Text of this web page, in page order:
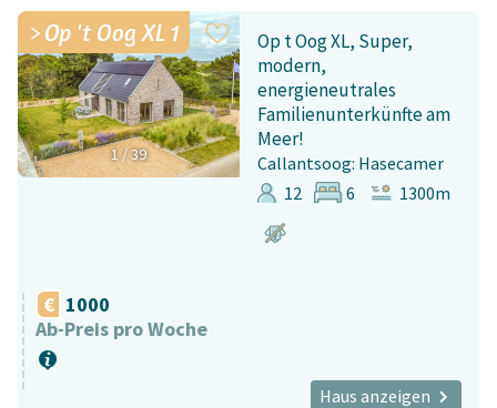
1/39
Op 't Oog XL 1
Op t Oog XL, Super,
modern,
energieneutrales
Familienunterkünfte am
Meer!
Callantsoog: Hasecamer
12
6 1300m
1000
Ab-Preis pro Woche
Haus anzeigen